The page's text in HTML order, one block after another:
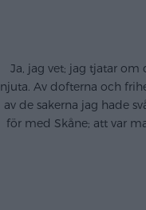
Ja, jag vet; jag tjatar
njuta. Av dofterna och
av de sakerna jag hade
för med Skåne; att var